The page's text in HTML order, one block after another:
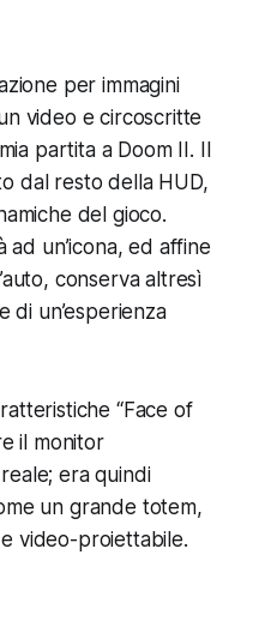
per immagini
video e circoscritte
partita a Doom II. Il
dal resto della HUD,
del gioco.
ad un’icona, ed affine
conserva altresì
di un’esperienza
“Face of
il monitor
era quindi
un grande totem,
video-proiettabile.